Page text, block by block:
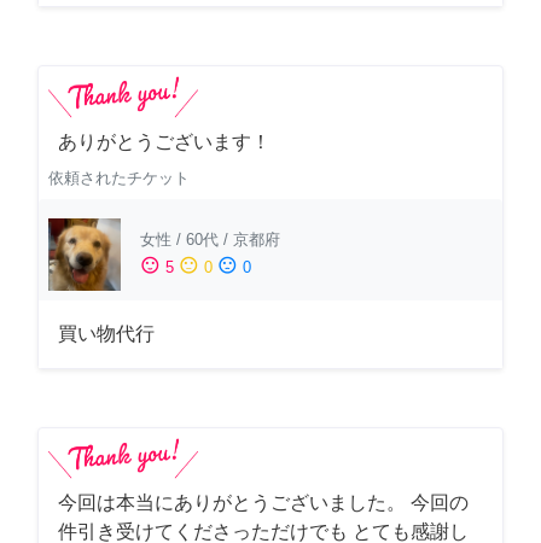
ありがとうございます！
依頼されたチケット
女性 / 60代 / 京都府
sentiment_satisfied 5 sentiment_neutral 0 sentiment_dissatisfied 0
買い物代行
今回は本当にありがとうございました。 今回の
件引き受けてくださっただけでも とても感謝し